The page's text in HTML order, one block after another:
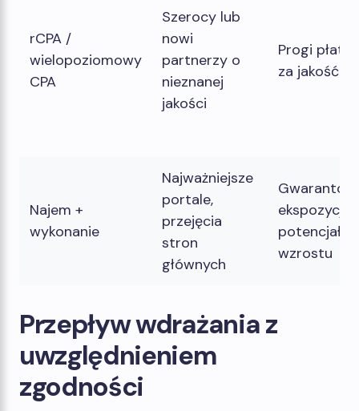
rCPA /
wielopoziomowy
CPA
Szerocy lub
nowi
partnerzy o
nieznanej
jakości
Progi
za jakość
Najem +
wykonanie
Najważniejsze
portale,
przejęcia
stron
głównych
ekspozycja i
potencjał
wzrostu
Przepływ wdrażania z
uwzględnieniem
zgodności